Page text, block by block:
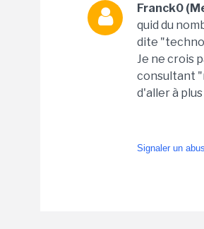
Franck0
quid du
dite
Je ne crois
consultant
d'aller à plus
Signaler un abus